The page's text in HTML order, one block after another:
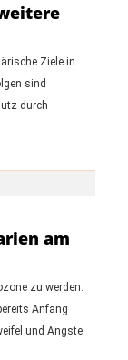
Ziele in
sind
durch
am
zu werden.
Anfang
und Ängste